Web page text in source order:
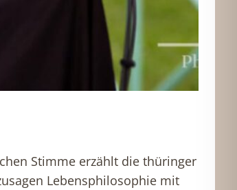
Stimme erzählt die thüringer
Lebensphilosophie mit